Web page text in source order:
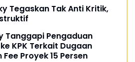
Tegaskan Tak Anti Kritik,
Tanggapi Pengaduan
KPK Terkait Dugaan
Proyek 15 Persen